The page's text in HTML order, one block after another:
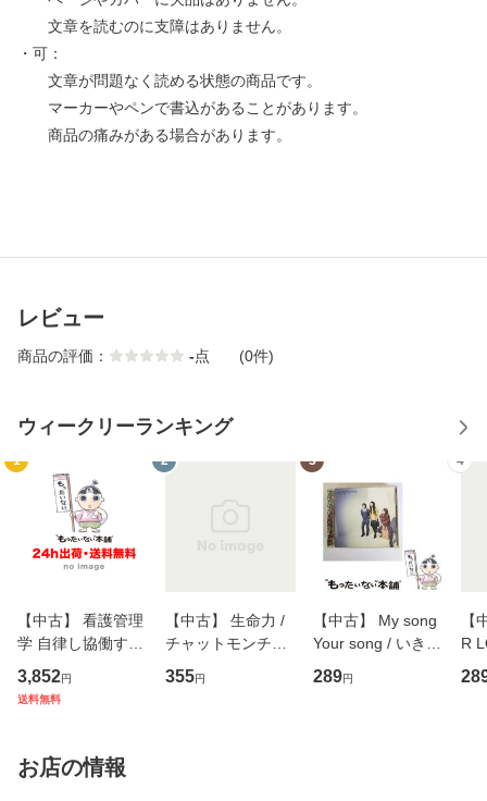
文章を読むのに支障はありません。
・可：
文章が問題なく読める状態の商品です。
マーカーやペンで書込があることがあります。
商品の痛みがある場合があります。
レビュー
商品の評価： -点 (0件)
ウィークリーランキング
1
【中古】 看護管理
学 自律し協働する
専門職の看護マネ
ジメントスキル 改
恵 藤本幸三 / 南江
堂 [単行
3,852円
送料無料
2
【中古】 生命力 /
チャットモンチー /
キューンレコード
[CD]【メール便送
355円
3
【中古】 My song
Your song / いきも
のがかり / [CD]
【メール便送料無
289円
4
【
R
産
お店の情報